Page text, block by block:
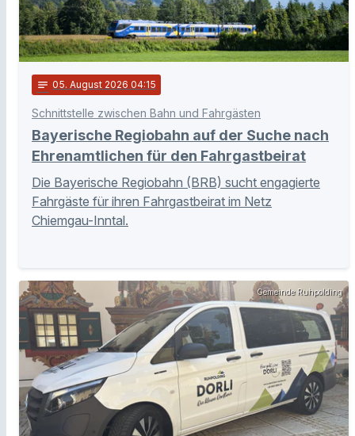
notes 05. August 2026 04:15
Schnittstelle zwischen Bahn und Fahrgästen
Bayerische Regiobahn auf der Suche nach
Ehrenamtlichen für den Fahrgastbeirat
Die Bayerische Regiobahn (BRB) sucht engagierte
Fahrgäste für ihren Fahrgastbeirat im Netz
Chiemgau-Inntal.
Gemeinde Ruhpolding